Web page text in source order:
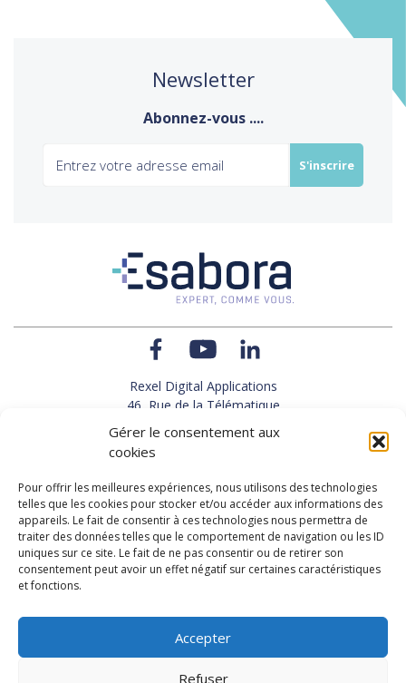
Gérer le consentement aux
cookies
Pour offrir les meilleures expériences, nous utilisons des technologies
telles que les cookies pour stocker et/ou accéder aux informations des
appareils. Le fait de consentir à ces technologies nous permettra de
traiter des données telles que le comportement de navigation ou les ID
uniques sur ce site. Le fait de ne pas consentir ou de retirer son
consentement peut avoir un effet négatif sur certaines caractéristiques
et fonctions.
Accepter
Refuser
Newsletter
Abonnez-vous ....
Rexel Digital Applications
46, Rue de la Télématique
Le Polygone 42000 SAINT-ETIENNE
TEL : 33(0)4 77 92 28 60
FAX : 33(0)4 77 92 28 61
SUPPORT : 33(0)4 69 68 82 10
NOUS CONTACTER